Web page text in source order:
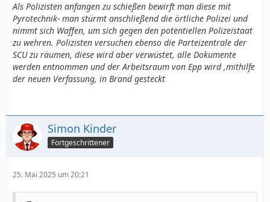
Als Polizisten anfangen zu schießen bewirft man diese mit
Pyrotechnik- man stürmt anschließend die örtliche Polizei und
nimmt sich Waffen, um sich gegen den potentiellen Polizeistaat
zu wehren. Polizisten versuchen ebenso die Parteizentrale der
SCU zu räumen, diese wird aber verwüstet, alle Dokumente
werden entnommen und der Arbeitsraum von Epp wird ,mithilfe
der neuen Verfassung, in Brand gesteckt
Simon Kinder
Fortgeschrittener
25. Mai 2025 um 20:21